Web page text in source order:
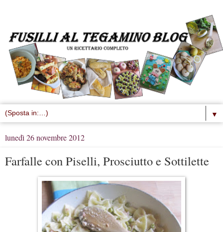
▼
lunedì 26 novembre 2012
Farfalle con Piselli, Prosciutto e Sottilette